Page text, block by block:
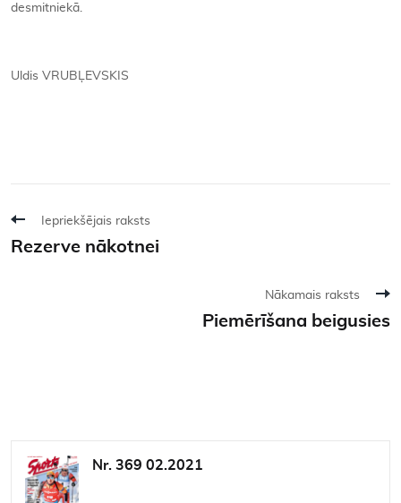
desmitniekā.
Uldis VRUBĻEVSKIS
Iepriekšējais raksts
Rezerve nākotnei
Nākamais raksts
Piemērīšana beigusies
Nr. 369 02.2021